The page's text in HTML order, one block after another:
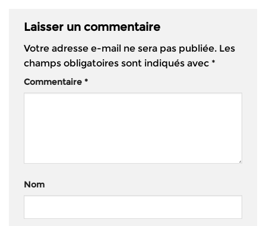
Laisser un commentaire
Votre adresse e-mail ne sera pas publiée. Les
champs obligatoires sont indiqués avec *
Commentaire *
Nom